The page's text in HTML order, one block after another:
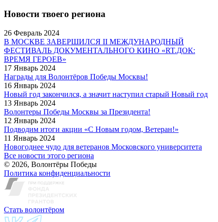
Новости твоего региона
26 Февраль 2024
В МОСКВЕ ЗАВЕРШИЛСЯ II МЕЖДУНАРОДНЫЙ
ФЕСТИВАЛЬ ДОКУМЕНТАЛЬНОГО КИНО «RT.ДОК:
ВРЕМЯ ГЕРОЕВ»
17 Январь 2024
Награды для Волонтёров Победы Москвы!
16 Январь 2024
Новый год закончился, а значит наступил старый Новый год
13 Январь 2024
Волонтеры Победы Москвы за Президента!
12 Январь 2024
Подводим итоги акции «С Новым годом, Ветеран!»
11 Январь 2024
Новогоднее чудо для ветеранов Московского университета
Все новости этого региона
© 2026, Волонтёры Победы
Политика конфиденциальности
Стать волонтёром